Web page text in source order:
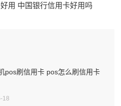
用 中国银行信用卡好用吗
pos刷信用卡 pos怎么刷信用卡
18